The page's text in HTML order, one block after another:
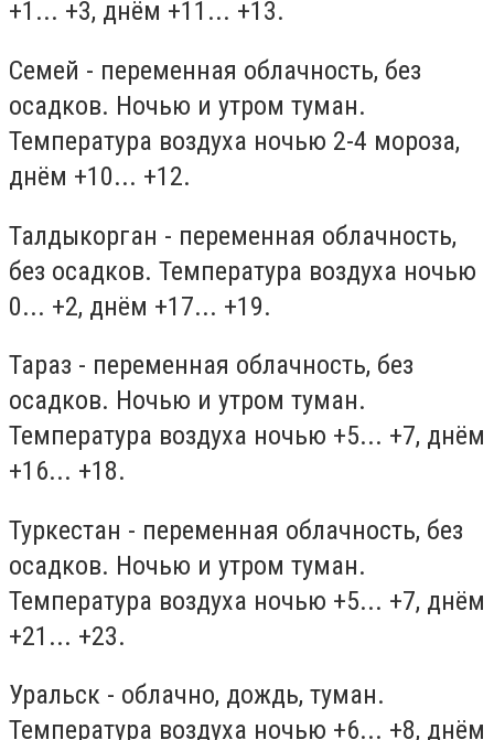
+1... +3, днём +11... +13.
Семей - переменная облачность, без
осадков. Ночью и утром туман.
Температура воздуха ночью 2-4 мороза,
днём +10... +12.
Талдыкорган - переменная облачность,
без осадков. Температура воздуха ночью
0... +2, днём +17... +19.
Тараз - переменная облачность, без
осадков. Ночью и утром туман.
Температура воздуха ночью +5... +7, днём
+16... +18.
Туркестан - переменная облачность, без
осадков. Ночью и утром туман.
Температура воздуха ночью +5... +7, днём
+21... +23.
Уральск - облачно, дождь, туман.
Температура воздуха ночью +6... +8, днём